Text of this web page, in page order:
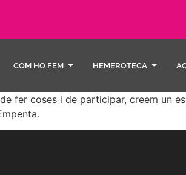
COM HO FEM HEMEROTECA
fer coses i de participar, creem un